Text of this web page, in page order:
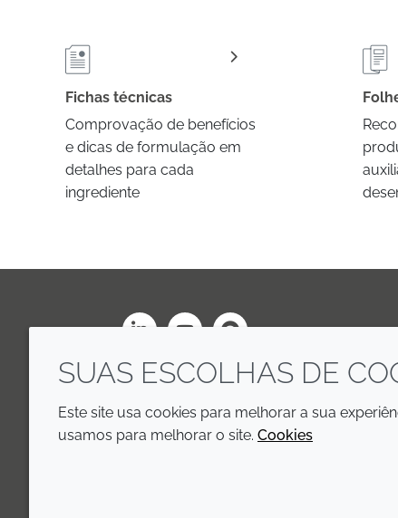
Fichas técnicas
Comprovação de benefícios
e dicas de formulação em
detalhes para cada
ingrediente
SUAS ESCOLHAS DE
Este site usa cookies para melhorar a sua
usamos para melhorar o site. Cookies